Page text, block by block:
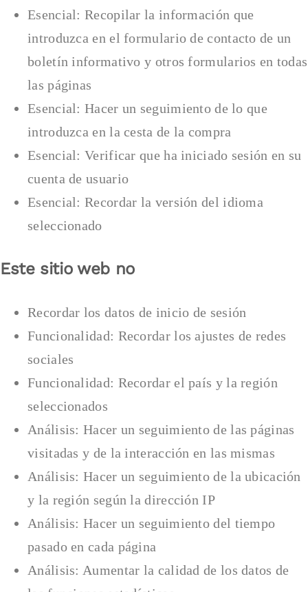
Esencial: Recopilar la información que
introduzca en el formulario de contacto de un
boletín informativo y otros formularios en todas
las páginas
Esencial: Hacer un seguimiento de lo que
introduzca en la cesta de la compra
Esencial: Verificar que ha iniciado sesión en su
cuenta de usuario
Esencial: Recordar la versión del idioma
seleccionado
Este sitio web no
Recordar los datos de inicio de sesión
Funcionalidad: Recordar los ajustes de redes
sociales
Funcionalidad: Recordar el país y la región
seleccionados
Análisis: Hacer un seguimiento de las páginas
visitadas y de la interacción en las mismas
Análisis: Hacer un seguimiento de la ubicación
y la región según la dirección IP
Análisis: Hacer un seguimiento del tiempo
pasado en cada página
Análisis: Aumentar la calidad de los datos de